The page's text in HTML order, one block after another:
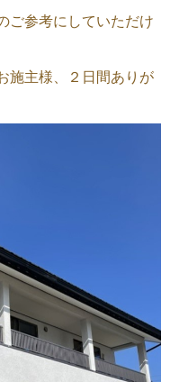
ご参考にしていただけ
施主様、２日間ありが